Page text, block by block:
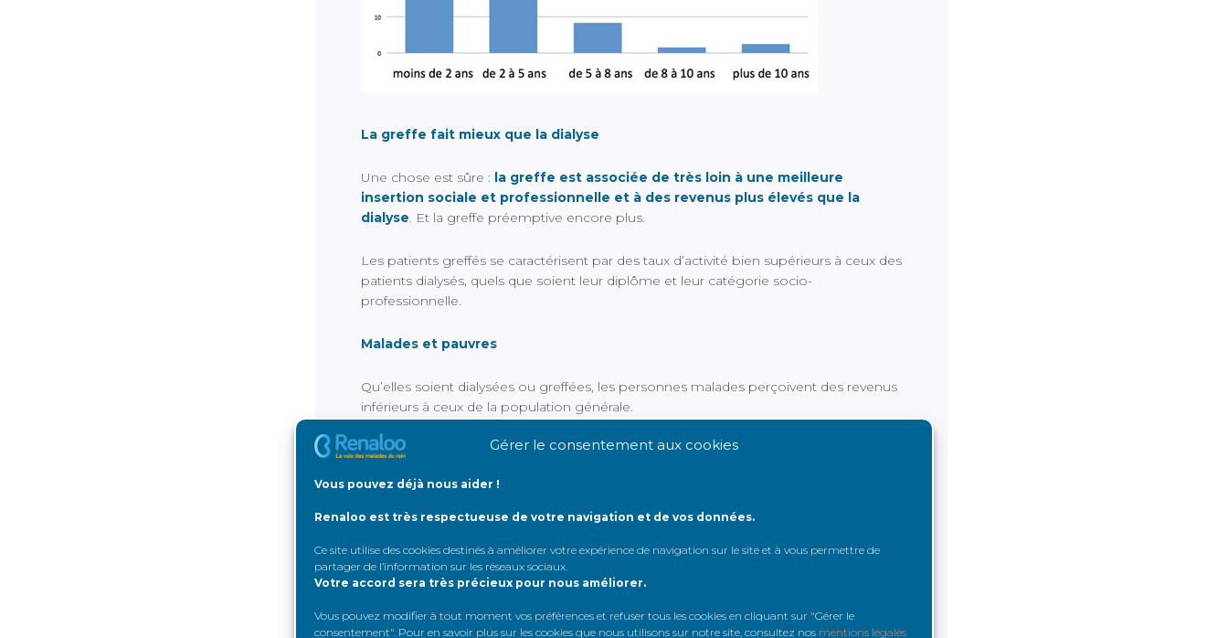
Gérer le consentement aux cookies
Vous pouvez déjà nous aider !
Renaloo est très respectueuse de votre navigation et de vos données.
Ce site utilise des cookies destinés à améliorer votre expérience de navigation sur le site et à vous permettre de
partager de l’information sur les réseaux sociaux.
Votre accord sera très précieux pour nous améliorer.
Vous pouvez modifier à tout moment vos préférences et refuser tous les cookies en cliquant sur "Gérer le
consentement". Pour en savoir plus sur les cookies que nous utilisons sur notre site, consultez nos mentions légales
La greffe fait mieux que la dialyse
Une chose est sûre : la greffe est associée de très loin à une meilleure
insertion sociale et professionnelle et à des revenus plus élevés que la
dialyse. Et la greffe préemptive encore plus.
Les patients greffés se caractérisent par des taux d’activité bien supérieurs à ceux des
patients dialysés, quels que soient leur diplôme et leur catégorie socio-
professionnelle.
Malades et pauvres
Qu’elles soient dialysées ou greffées, les personnes malades perçoivent des revenus
inférieurs à ceux de la population générale.
66 % des patients dialysés et 44 % des greffés perçoivent moins de 1 100
Rappelons que sur la période de l’enquête, le salaire médian en France s’élevait à
médian de la population, était de 987 euros mensuel. 14% de la population générale
se situait au-dessous de ce seuil.
Les maladies rénales et les difficultés de maintien dans l’emploi associées sont donc